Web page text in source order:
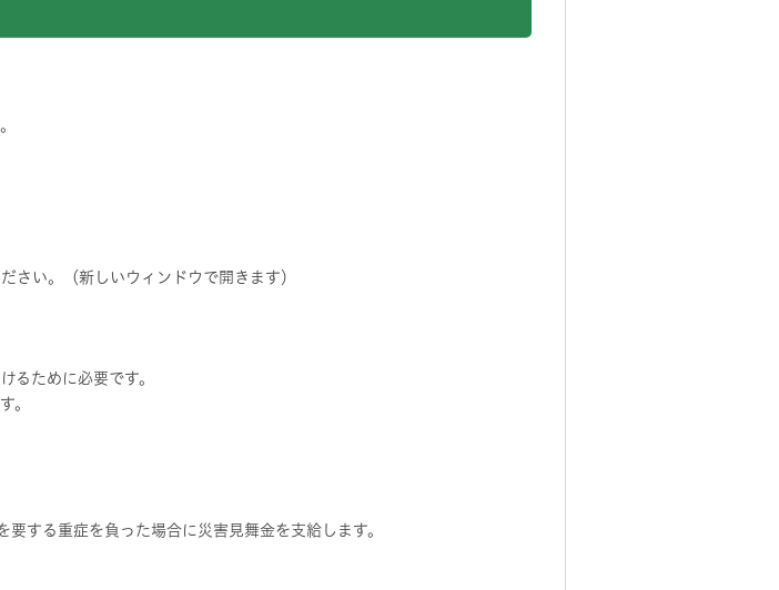
さい。（新しいウィンドウで開きます）
るために必要です。
。
する重症を負った場合に災害見舞金を支給します。